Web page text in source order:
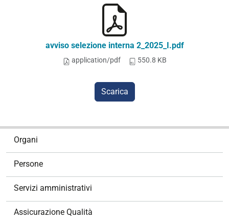
avviso selezione interna 2_2025_I.pdf
application/pdf 550.8 KB
Scarica
Organi
Persone
Servizi amministrativi
Assicurazione Qualità